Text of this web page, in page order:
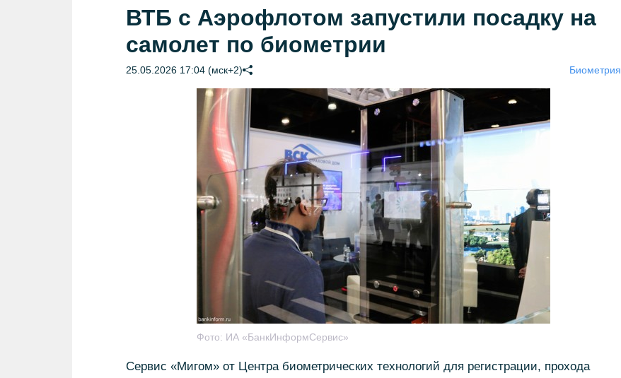
ВТБ с Аэрофлотом запустили посадку на
самолет по биометрии
25.05.2026 17:04 (мск+2) Биометрия
Фото: ИА «БанкИнформСервис»
Сервис «Мигом» от Центра биометрических технологий для регистрации, прохода